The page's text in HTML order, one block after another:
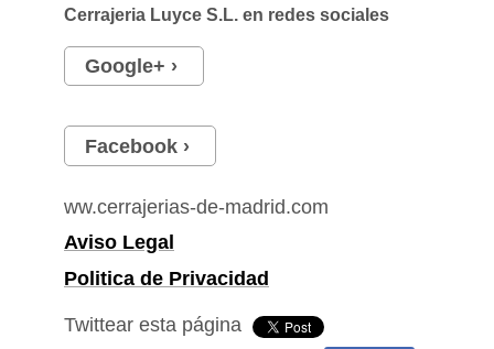
Cerrajeria Luyce S.L. en redes sociales
Google+
Facebook
ww.cerrajerias-de-madrid.com
Aviso Legal
Politica de Privacidad
Twittear esta página